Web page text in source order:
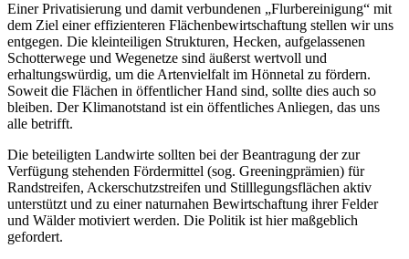
Einer Privatisierung und damit verbundenen „Flurbereinigung“ mit
dem Ziel einer effizienteren Flächenbewirtschaftung stellen wir uns
entgegen. Die kleinteiligen Strukturen, Hecken, aufgelassenen
Schotterwege und Wegenetze sind äußerst wertvoll und
erhaltungswürdig, um die Artenvielfalt im Hönnetal zu fördern.
Soweit die Flächen in öffentlicher Hand sind, sollte dies auch so
bleiben. Der Klimanotstand ist ein öffentliches Anliegen, das uns
alle betrifft.
Die beteiligten Landwirte sollten bei der Beantragung der zur
Verfügung stehenden Fördermittel (sog. Greeningprämien) für
Randstreifen, Ackerschutzstreifen und Stilllegungsflächen aktiv
unterstützt und zu einer naturnahen Bewirtschaftung ihrer Felder
und Wälder motiviert werden. Die Politik ist hier maßgeblich
gefordert.